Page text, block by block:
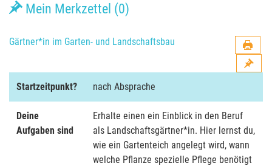
Mein Merkzettel (0)
Gärtner*in im Garten- und Landschaftsbau
Startzeitpunkt? nach Absprache
Deine
Aufgaben sind
Erhalte einen ein Einblick in den Beruf
als Landschaftsgärtner*in. Hier lernst du,
wie ein Gartenteich angelegt wird, wann
welche Pflanze spezielle Pflege benötigt